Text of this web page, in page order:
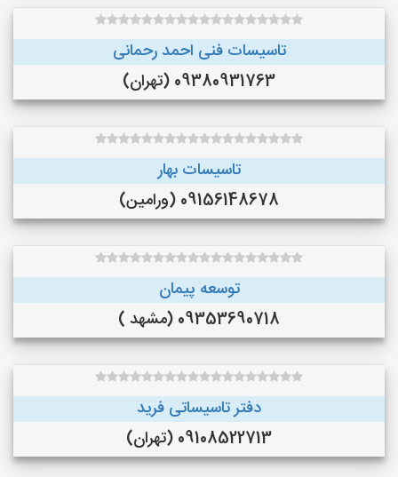
تاسیسات فنی احمد رحمانی
09380931763 (تهران)
تاسیسات بهار
09156148678 (ورامین)
توسعه پیمان
09353690718 (مشهد )
دفتر تاسیساتی فرید
09108522713 (تهران)